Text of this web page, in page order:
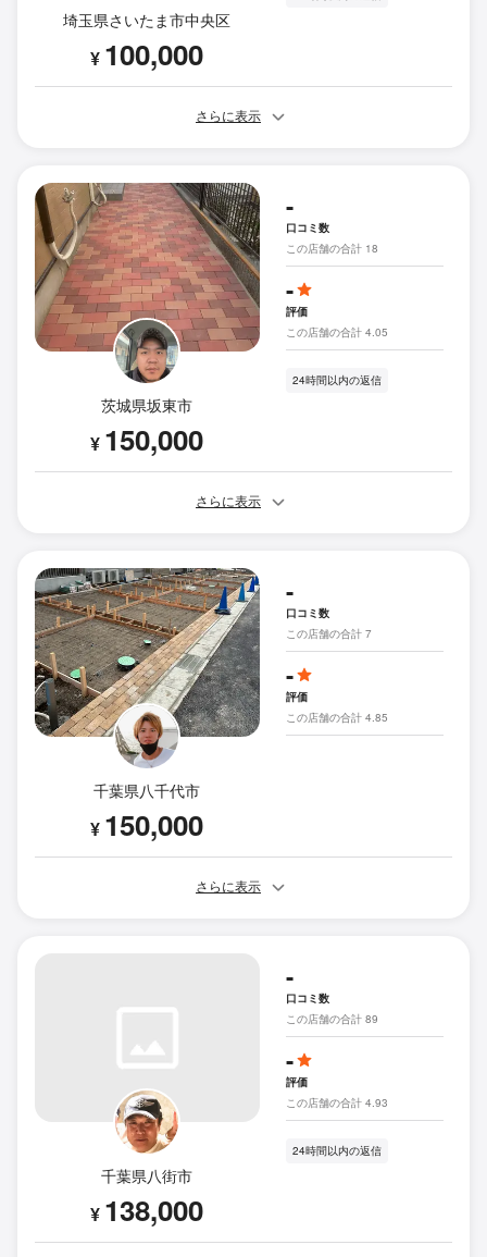
埼玉県さいたま市中央区
¥ 100,000
さらに表示
茨城県坂東市
¥ 150,000
-
口コミ数
この店舗の合計 18
-
評価
この店舗の合計 4.05
24時間以内の返信
さらに表示
千葉県八千代市
¥ 150,000
-
口コミ数
この店舗の合計 7
-
評価
この店舗の合計 4.85
さらに表示
千葉県八街市
¥ 138,000
-
口コミ数
この店舗の合計 89
-
評価
この店舗の合計 4.93
24時間以内の返信